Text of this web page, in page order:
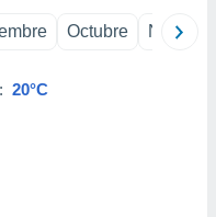
Octubre
20°C